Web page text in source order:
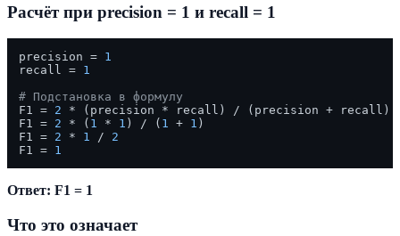
Расчёт при precision = 1 и recall = 1
precision = 1
recall = 1
# Подстановка в формулу
F1 = 2 * (precision * recall) / (precision + recall)
F1 = 2 * ( 1 * 1 ) / ( 1 + 1 )
F1 = 2 * 1 / 2
F1 = 1
Ответ: F1 = 1
Что это означает